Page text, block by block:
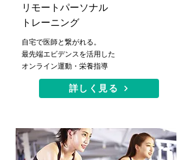
リモートパーソナル
トレーニング
自宅で医師と繋がれる。
最先端エビデンスを活用した
​オンライン運動・栄養指導
詳しく見る